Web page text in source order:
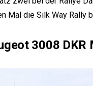
Mal die Silk Way Rally
3008 DKR